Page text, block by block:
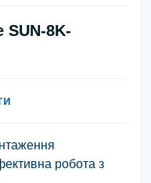
SUN-8K-
робота з